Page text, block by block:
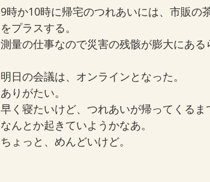
9時か10時に帰宅のつれあいには、市販の
をプラスする。
測量の仕事なので災害の残骸が膨大にある
明日の会議は、オンラインとなった。
ありがたい。
早く寝たいけど、つれあいが帰ってくるま
なんとか起きていようかなあ。
ちょっと、めんどいけど。